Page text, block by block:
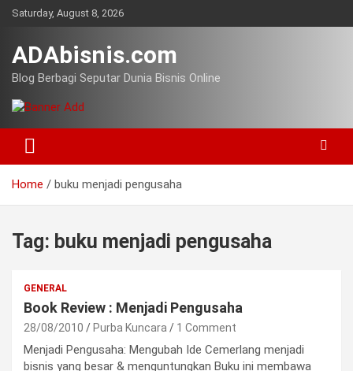
SkipSaturday, August 8, 2026
ADAbisnis.com
Blog Berbagi Seputar Dunia Bisnis Online
Home buku menjadi pengusaha
Tag: buku menjadi pengusaha
GENERAL
Book Review : Menjadi Pengusaha
28/08/2010 Purba Kuncara 1 Comment
Menjadi Pengusaha: Mengubah Ide Cemerlang menjadi
bisnis yang besar & menguntungkan Buku ini membawa